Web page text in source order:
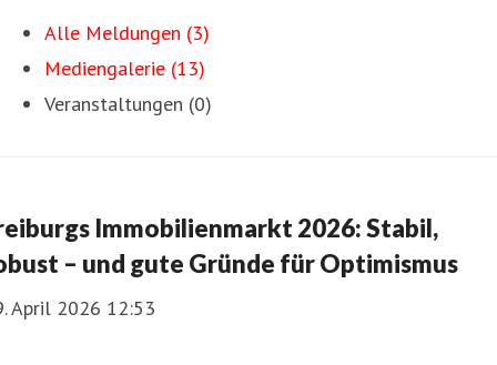
Alle Meldungen (3)
Mediengalerie (13)
Veranstaltungen (0)
Immobilienmarkt 2026: Stabil,
– und gute Gründe für Optimismus
April 2026 12:53